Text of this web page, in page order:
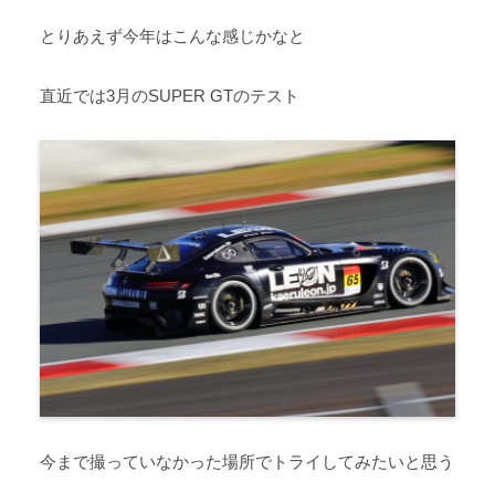
とりあえず今年はこんな感じかなと
直近では3月のSUPER GTのテスト
今まで撮っていなかった場所でトライしてみたいと思う